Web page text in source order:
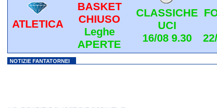
ATLETICA
BASKET
CHIUSO
Leghe
APERTE
CLASSICHE
UCI
16/08 9.30
NOTIZIE FANTATORNEI